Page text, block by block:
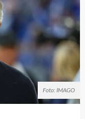
Foto: IMAGO